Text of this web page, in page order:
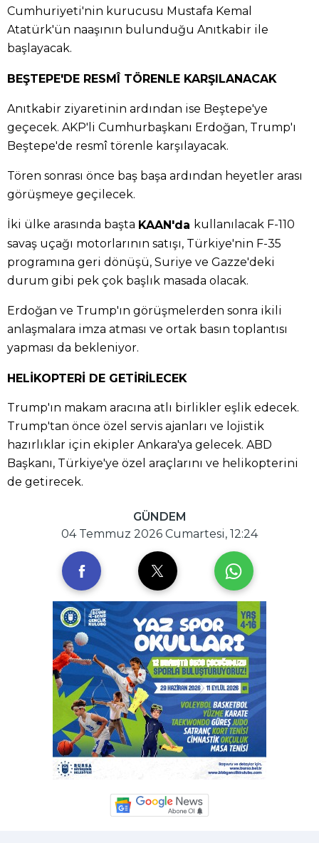
Cumhuriyeti'nin kurucusu Mustafa Kemal
Atatürk'ün naaşının bulunduğu Anıtkabir ile
başlayacak.
BEŞTEPE'DE RESMÎ TÖRENLE KARŞILANACAK
Anıtkabir ziyaretinin ardından ise Beştepe'ye
geçecek. AKP'li Cumhurbaşkanı Erdoğan, Trump'ı
Beştepe'de resmî törenle karşılayacak.
Tören sonrası önce baş başa ardından heyetler arası
görüşmeye geçilecek.
İki ülke arasında başta KAAN'da kullanılacak F-110
savaş uçağı motorlarının satışı, Türkiye'nin F-35
programına geri dönüşü, Suriye ve Gazze'deki
durum gibi pek çok başlık masada olacak.
Erdoğan ve Trump'ın görüşmelerden sonra ikili
anlaşmalara imza atması ve ortak basın toplantısı
yapması da bekleniyor.
HELİKOPTERİ DE GETİRİLECEK
Trump'ın makam aracına atlı birlikler eşlik edecek.
Trump'tan önce özel servis ajanları ve lojistik
hazırlıklar için ekipler Ankara'ya gelecek. ABD
Başkanı, Türkiye'ye özel araçlarını ve helikopterini
de getirecek.
GÜNDEM
04 Temmuz 2026 Cumartesi, 12:24